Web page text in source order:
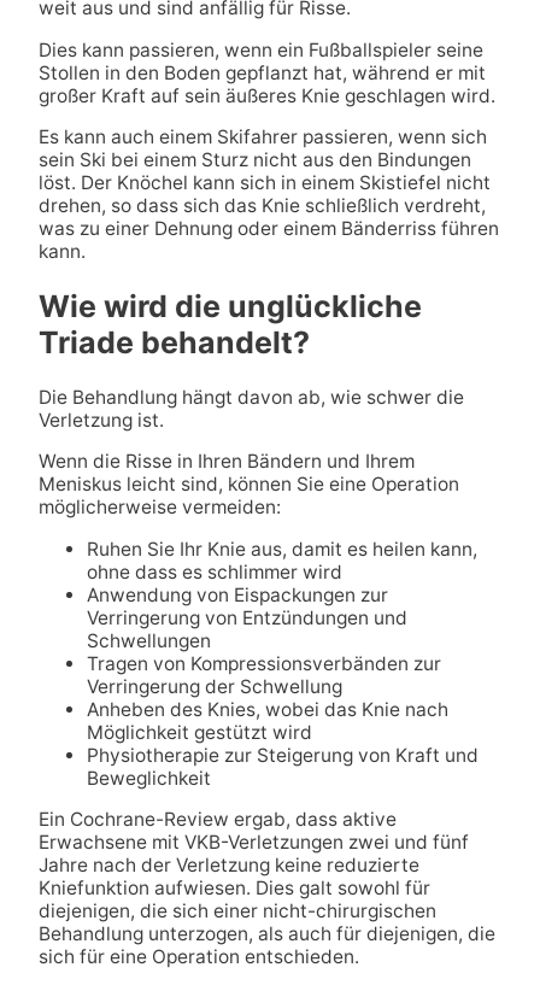
weit aus und sind anfällig für Risse.
Dies kann passieren, wenn ein Fußballspieler seine
Stollen in den Boden gepflanzt hat, während er mit
großer Kraft auf sein äußeres Knie geschlagen wird.
Es kann auch einem Skifahrer passieren, wenn sich
sein Ski bei einem Sturz nicht aus den Bindungen
löst. Der Knöchel kann sich in einem Skistiefel nicht
drehen, so dass sich das Knie schließlich verdreht,
was zu einer Dehnung oder einem Bänderriss führen
kann.
Wie wird die unglückliche
Triade behandelt?
Die Behandlung hängt davon ab, wie schwer die
Verletzung ist.
Wenn die Risse in Ihren Bändern und Ihrem
Meniskus leicht sind, können Sie eine Operation
möglicherweise vermeiden:
Ruhen Sie Ihr Knie aus, damit es heilen kann,
ohne dass es schlimmer wird
Anwendung von Eispackungen zur
Verringerung von Entzündungen und
Schwellungen
Tragen von Kompressionsverbänden zur
Verringerung der Schwellung
Anheben des Knies, wobei das Knie nach
Möglichkeit gestützt wird
Physiotherapie zur Steigerung von Kraft und
Beweglichkeit
Ein Cochrane-Review ergab, dass aktive
Erwachsene mit VKB-Verletzungen zwei und fünf
Jahre nach der Verletzung keine reduzierte
Kniefunktion aufwiesen. Dies galt sowohl für
diejenigen, die sich einer nicht-chirurgischen
Behandlung unterzogen, als auch für diejenigen, die
sich für eine Operation entschieden.